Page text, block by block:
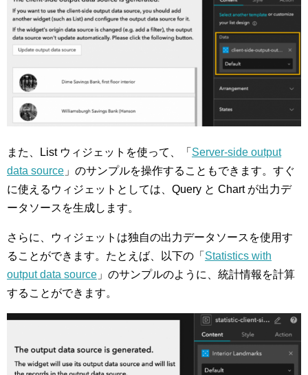
また、List ウィジェットを使って、「 Server-side output
data source 」のサンプルを操作することもできます。すぐ
に使えるウィジェットとしては、Query と Chart が出力デ
ータソースを生成します。
さらに、ウィジェットは独自の出力データソースを使用す
ることができます。たとえば、以下の「 Statistics with
output data source 」のサンプルのように、統計情報を計算
することができます。